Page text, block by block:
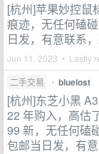
[杭州]苹果妙控鼠
痕迹，无任何磕
日发，有意联系
Jun 11, 2023 • Lastly
二手交易 • bluelost
[杭州]东芝小黑
22 年购入，高估
99 新，无任何磕
包邮当日发，有